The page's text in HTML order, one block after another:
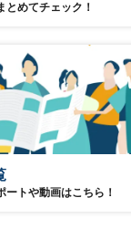
とめてチェック！
ートや動画はこちら！